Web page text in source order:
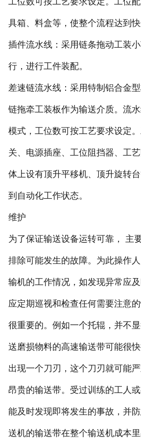
具箱、料盒等，使整个流程达到快
插件流水线：采用链条拖动工装
行，进行工件装配。
差速链流水线：采用特制铝合金
链拖牵工装板作为输送介质。流
模式，工位数可按工艺要求设定
关、电源插座、工位阻挡器、工
体上设有顶升平移机、顶升旋转
到自动化工作状态。
维护
为了保证输送设备运转可靠， 主
排除可能发生的故障。为此操作
输机的工作情况，如发现异常应
应定期巡视和检查任何需要注意
很重要的。例如一个托辊，并不
送磨损物料的高速输送带可能很
出现一个刀刃，这个刀刃就可能
昂贵的输送带。受过训练的工人
能及时发现即将发生的事故，并
送机的输送带在整个输送机成本里